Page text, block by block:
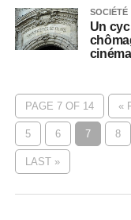
SOCIÉTÉ
Un
cinéma
PAGE 7 OF 14 «
5 6 7 8
LAST »